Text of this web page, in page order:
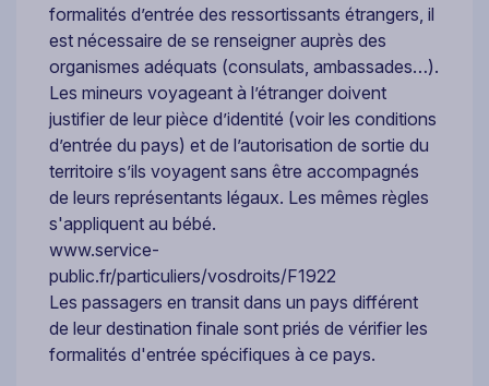
formalités d’entrée des ressortissants étrangers, il
est nécessaire de se renseigner auprès des
organismes adéquats (consulats, ambassades…).
Les mineurs voyageant à l’étranger doivent
justifier de leur pièce d’identité (voir les conditions
d’entrée du pays) et de l’autorisation de sortie du
territoire s’ils voyagent sans être accompagnés
de leurs représentants légaux. Les mêmes règles
s'appliquent au bébé.
www.service-
public.fr/particuliers/vosdroits/F1922
Les passagers en transit dans un pays différent
de leur destination finale sont priés de vérifier les
formalités d'entrée spécifiques à ce pays.